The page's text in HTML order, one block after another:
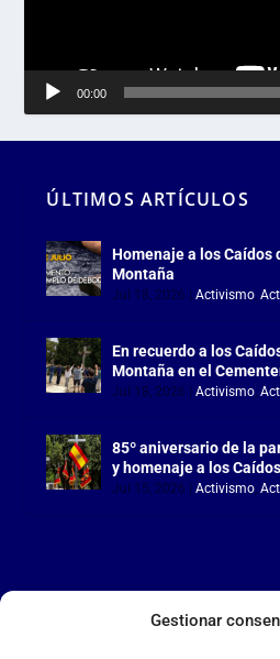
Gestionar
00:00
ÚLTIMOS ARTÍCULOS
Homenaje a los Caídos
Montaña
Jul 18, 2026 |Activismo,
En recuerdo a los
Montaña en el
Jul 18, 2026 |Activismo,
85º aniversario de la
y homenaje a los Caídos
Jul 15, 2026 |Activismo,
LA FALANGE